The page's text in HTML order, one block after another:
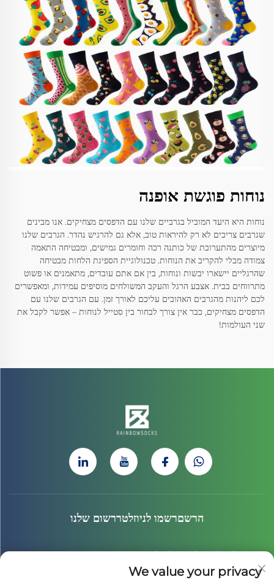
נוחות פוגשת אופנה
נוחות היא היעד המוביל בגרביים שלנו עם הדפסים מצחיקים. אנו מבינים
שגרבים צריכים לא רק להיראות טוב, אלא גם להרגיש נהדר. הגרבים שלנו
מיוצרים מהתערובת של כותנה רכה וחומרים גמישים, ומבטיחה התאמה
צמודה מבלי להקריב את הנוחות. טכנולוגיית הספיגת הלחות מבטיחה
שהרגליים יישארו יבשות ונוחות, בין אם אתם עובדים, מתאמנים או פשוט
מתרווחים בבית. אצבע הרגל והעקב המשולחים מוסיפים עמידות, ומאפשרים
לכם ליהנות מהגרבים האהובים עליכם לאורך זמן. עם הגרבים שלנו עם
הדפסים מצחיקים, כבר אין צורך לבחור בין סטייל לנוחות – אפשר לקבל את
שני העולמות!
הרשםרשמו לניוזלטררשום שלנו
הצטרף לניוזלטר שלנו כדי לקבל את החדשות האחרונות, העדכונים
והתובנות מהצוות שלנו.
We value your privacy